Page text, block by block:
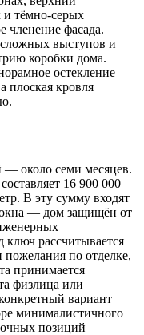
и тёмно-серых
членение фасада.
выступов и
коробки дома.
остекление
плоская кровля
— около семи месяцев.
16 900 000
В эту сумму входят
— дом защищён от
рассчитывается
по отделке,
принимается
физлица или
вариант
минималистичного
позиций —